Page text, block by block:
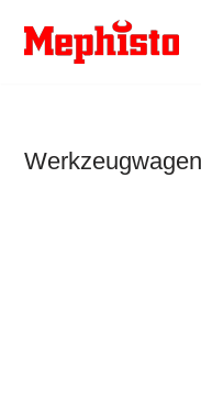
Zum